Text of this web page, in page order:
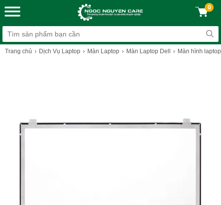
0
Trang chủ Dịch Vụ Laptop Màn Laptop Màn Laptop Dell Màn hình